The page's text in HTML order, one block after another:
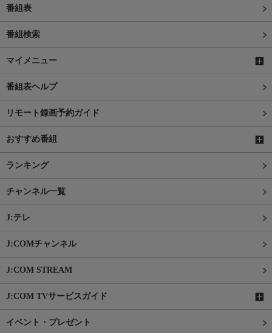
番組表
番組検索
マイメニュー
番組表ヘルプ
リモート録画予約ガイド
おすすめ番組
ランキング
チャンネル一覧
J:テレ
J:COMチャンネル
J:COM STREAM
J:COM TVサービスガイド
イベント・プレゼント